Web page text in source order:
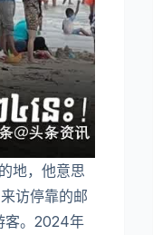
地，他意思
访停靠的邮
客。2024年